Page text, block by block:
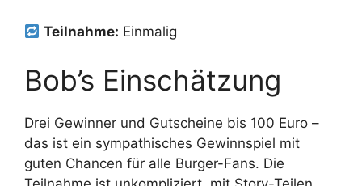
Teilnahme: Einmalig
Bob’s Einschätzung
Drei Gewinner und Gutscheine bis 100 Euro –
das ist ein sympathisches Gewinnspiel mit
guten Chancen für alle Burger-Fans. Die